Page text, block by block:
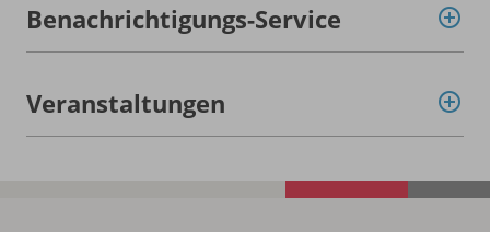
Benachrichtigungs-Service
Veranstaltungen